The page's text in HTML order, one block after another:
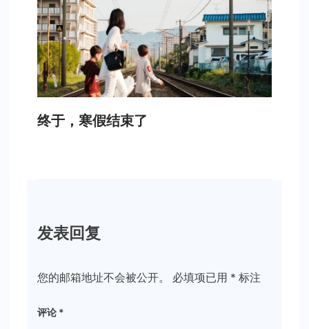
终于，寒假结束了
发表回复
您的邮箱地址不会被公开。 必填项已用 * 标注
评论 *